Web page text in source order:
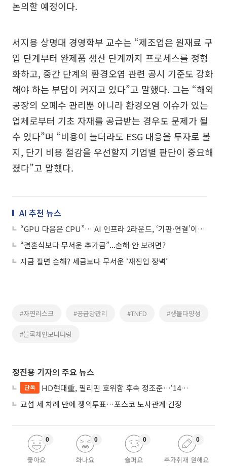
논의할 예정이다.
서지용 상명대 경영학부 교수는 “제조업은 원재료 구
입 단계부터 완제품 생산 단계까지 프로세스를 정형
화하고, 중간 단계의 환경오염 관련 공시 기준도 강화
해야 하는 부담이 커지고 있다”고 말했다. 그는 “해외
공장의 오폐수 관리뿐 아니라 환경오염 이슈가 있는
업체로부터 기초 자재를 공급받는 경우도 문제가 될
수 있다”며 “비용이 늘더라도 ESG 대응을 투자로 볼
지, 단기 비용 절감을 우선할지 기업별 판단이 중요해
졌다”고 말했다.
AI 추천 뉴스
“GPU 다음은 CPU”… AI 인프라 2라운드, ‘기판·연결’이 판 흔든다
“결혼식보다 무서운 추가금”...손해 안 보려면?
지금 팔면 손해? 세금보다 무서운 ‘재진입 장벽’
#자연리스크 #공급망관리 #TNFD #생물다양성
#블록체인모니터링
정진용 기자의 주요 뉴스
단독
HD현대重, 필리핀 호위함 후속 정조준…‘14척+α’ 싹쓸이 노린다
교섭 세 차례 만에 쟁의투표…포스코 노사관계 긴장
좋아요
0
화나요
0
슬퍼요
0
추가취재 원해요
0